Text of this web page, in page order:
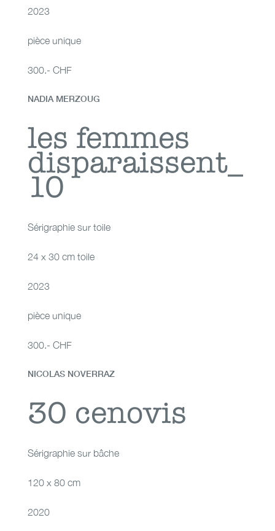
2023
pièce unique
300.- CHF
les femmes
disparaissent_10
NADIA MERZOUG
les femmes
disparaissent_
10
Sérigraphie sur toile
24 x 30 cm toile
2023
pièce unique
300.- CHF
30 cenovis
NICOLAS NOVERRAZ
30 cenovis
Sérigraphie sur bâche
120 x 80 cm
2020